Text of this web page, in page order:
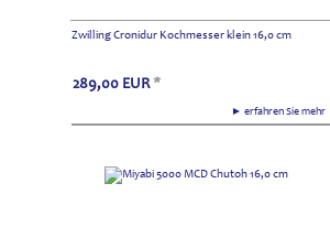
Zwilling Cronidur Kochmesser klein 16,0 cm
► erfahren Sie
289,00 EUR *